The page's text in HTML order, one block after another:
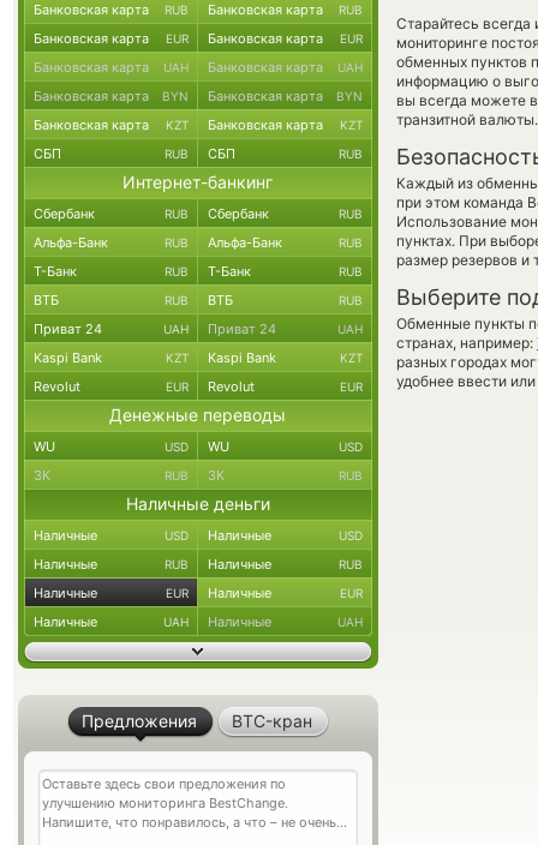
Старайтесь всегда
мониторинге
обменных пунктов
информацию о
вы всегда можете
транзитной валюты.
Каждый из
при этом команда
Использование
пунктах. При
размер резервов и
Выберите
Обменные пункты
странах, например:
разных городах
удобнее ввести
Банковская карта RUB Банковская карта RUB
Банковская карта EUR Банковская карта EUR
Банковская карта UAH Банковская карта UAH
Банковская карта BYN Банковская карта BYN
Банковская карта KZT Банковская карта KZT
СБП RUB СБП RUB
Интернет-банкинг
Сбербанк RUB Сбербанк RUB
Альфа-Банк RUB Альфа-Банк RUB
Т-Банк RUB Т-Банк RUB
ВТБ RUB ВТБ RUB
Приват 24 UAH Приват 24 UAH
Kaspi Bank KZT Kaspi Bank KZT
Revolut EUR Revolut EUR
Денежные переводы
WU USD WU USD
ЗК RUB ЗК RUB
Наличные деньги
Наличные USD Наличные USD
Наличные RUB Наличные RUB
Наличные EUR Наличные EUR
Наличные UAH Наличные UAH
Предложения BTC-кран